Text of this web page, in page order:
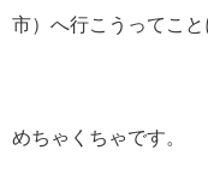
市）へ行こうってこと
めちゃくちゃです。